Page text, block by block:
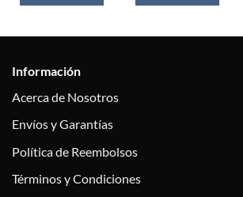
Información
Acerca de Nosotros
Envíos y Garantías
Política de Reembolsos
Términos y Condiciones